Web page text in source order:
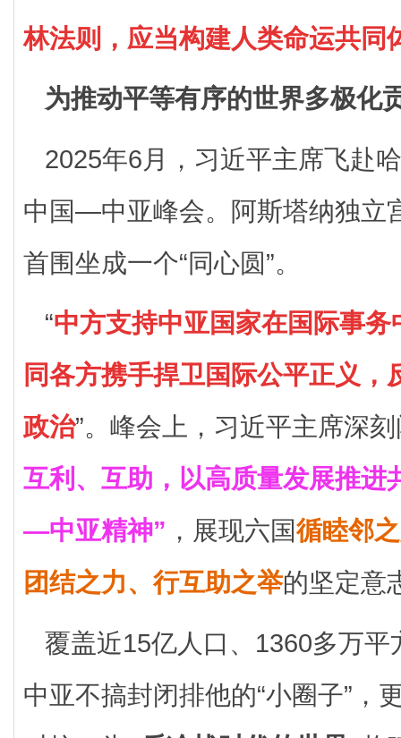
林法则，应当构建人类命运共同
为推动平等有序的世界多极
2025年6月，习近平主席飞赴
中国—中亚峰会。阿斯塔纳独立
首围坐成一个“同心圆”。
“中方支持中亚国家在国际事
同各方携手捍卫国际公平正义，
政治”。峰会上，习近平主席深
互利、互助，以高质量发展推进
—中亚精神” ，展现六国循睦邻
团结之力、行互助之举的坚定意
覆盖近15亿人口、1360多万
中亚不搞封闭排他的“小圈子”，